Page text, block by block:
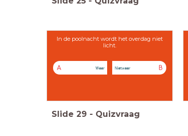
In de poolnacht wordt het overdag niet
licht.
A Waar B
Nietwaar
Slide 29 - Quizvraag